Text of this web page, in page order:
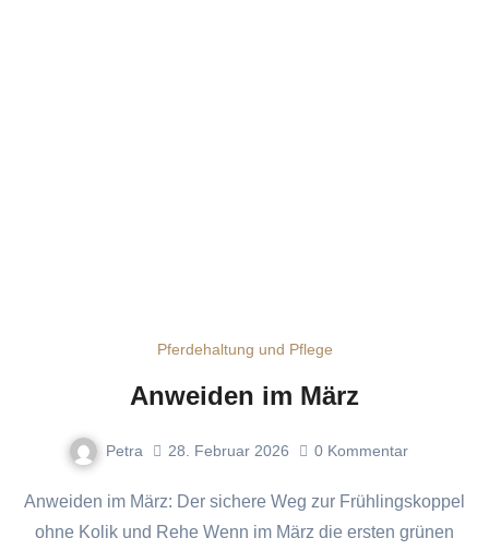
Pferdehaltung und Pflege
Anweiden im März
Petra 28. Februar 2026 0 Kommentar
Anweiden im März: Der sichere Weg zur Frühlingskoppel
ohne Kolik und Rehe Wenn im März die ersten grünen